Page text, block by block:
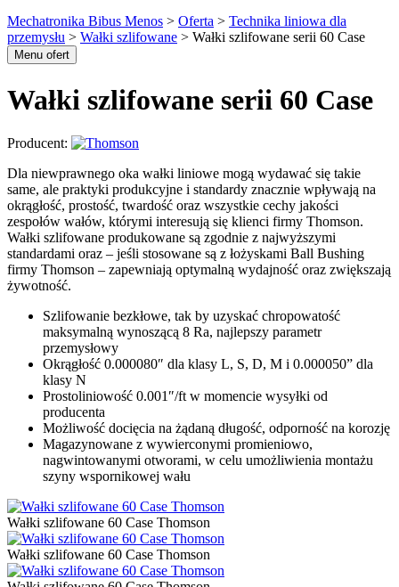
Mechatronika Bibus Menos > Oferta > Technika liniowa dla
przemysłu > Wałki szlifowane > Wałki szlifowane serii 60 Case
Menu ofert
Wałki szlifowane serii 60 Case
Producent:
Dla niewprawnego oka wałki liniowe mogą wydawać się takie
same, ale praktyki produkcyjne i standardy znacznie wpływają na
okrągłość, prostość, twardość oraz wszystkie cechy jakości
zespołów wałów, którymi interesują się klienci firmy Thomson.
Wałki szlifowane produkowane są zgodnie z najwyższymi
standardami oraz – jeśli stosowane są z łożyskami Ball Bushing
firmy Thomson – zapewniają optymalną wydajność oraz zwiększają
żywotność.
Szlifowanie bezkłowe, tak by uzyskać chropowatość
maksymalną wynoszącą 8 Ra, najlepszy parametr
przemysłowy
Okrągłość 0.000080″ dla klasy L, S, D, M i 0.000050” dla
klasy N
Prostoliniowość 0.001″/ft w momencie wysyłki od
producenta
Możliwość docięcia na żądaną długość, odporność na korozję
Magazynowane z wywierconymi promieniowo,
nagwintowanymi otworami, w celu umożliwienia montażu
szyny wspornikowej wału
Wałki szlifowane 60 Case Thomson
Wałki szlifowane 60 Case Thomson